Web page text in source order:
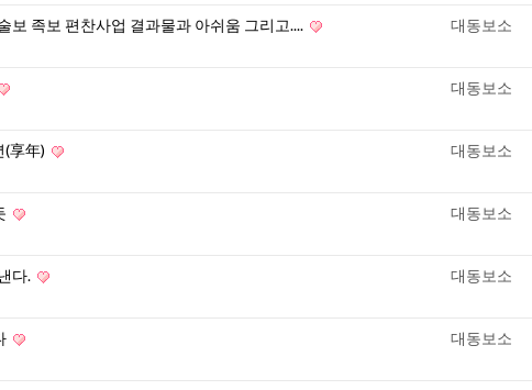
보 족보 편찬사업 결과물과 아쉬움 그리고.... 대동보소
대동보소
(享年) 대동보소
대동보소
다. 대동보소
대동보소